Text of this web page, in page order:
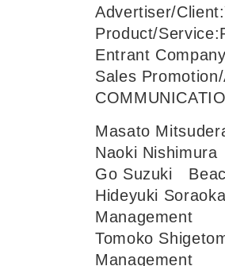
Advertiser/
Product/
Entrant
Sales
Masato
Naoki
Go Suzuki
Hideyuki
Management
Tomoko
Management